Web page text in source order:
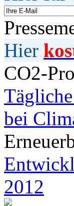
Hier
CO2-
bei
2012